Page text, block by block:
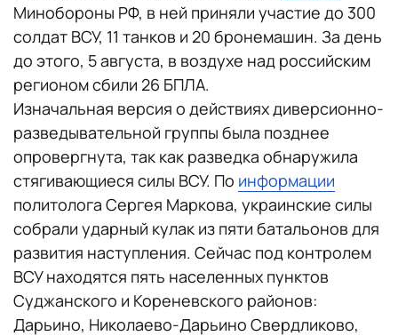
Минобороны РФ, в ней приняли участие до 300
солдат ВСУ, 11 танков и 20 бронемашин. За день
до этого, 5 августа, в воздухе над российским
регионом сбили 26 БПЛА.
Изначальная версия о действиях диверсионно-
разведывательной группы была позднее
опровергнута, так как разведка обнаружила
стягивающиеся силы ВСУ. По информации
политолога Сергея Маркова, украинские силы
собрали ударный кулак из пяти батальонов для
развития наступления. Сейчас под контролем
ВСУ находятся пять населенных пунктов
Суджанского и Кореневского районов:
Дарьино, Николаево-Дарьино Свердликово,